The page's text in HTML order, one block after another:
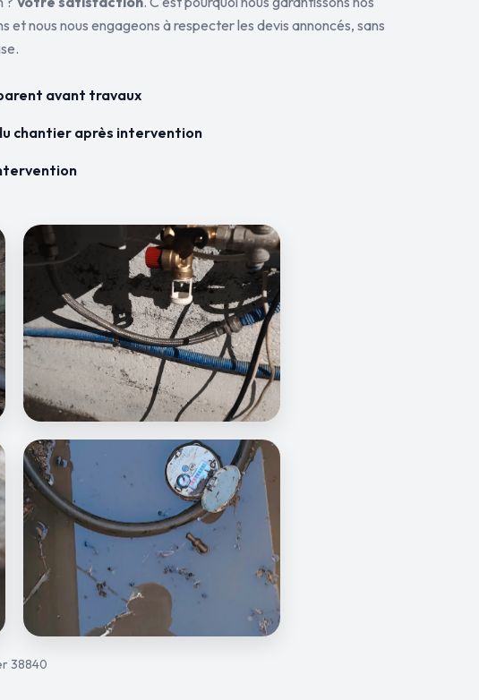
et nous nous engageons à respecter les devis annoncés, sans
avant travaux
chantier après intervention
38840